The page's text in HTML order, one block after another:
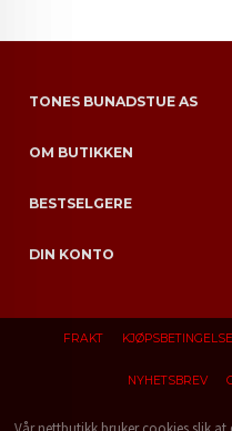
TONES BUNADSTUE AS
OM BUTIKKEN
BESTSELGERE
DIN KONTO
FRAKT
NYHETSBREV